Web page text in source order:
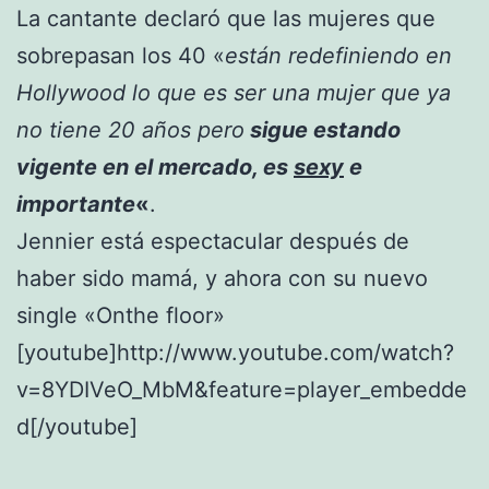
La cantante declaró que las mujeres que
sobrepasan los 40 «están redefiniendo en
Hollywood lo que es ser una mujer que ya
no tiene 20 años pero sigue estando
vigente en el mercado, es sexy e
importante«.
Jennier está espectacular después de
haber sido mamá, y ahora con su nuevo
single «Onthe floor»
[youtube]http://www.youtube.com/watch?
v=8YDIVeO_MbM&feature=player_embedde
d[/youtube]